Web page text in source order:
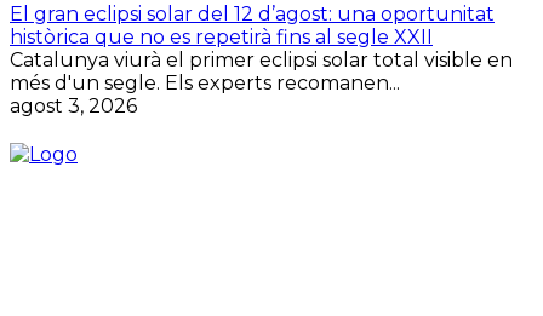
El gran eclipsi solar del 12 d’agost: una oportunitat
històrica que no es repetirà fins al segle XXII
Catalunya viurà el primer eclipsi solar total visible en
més d'un segle. Els experts recomanen...
agost 3, 2026